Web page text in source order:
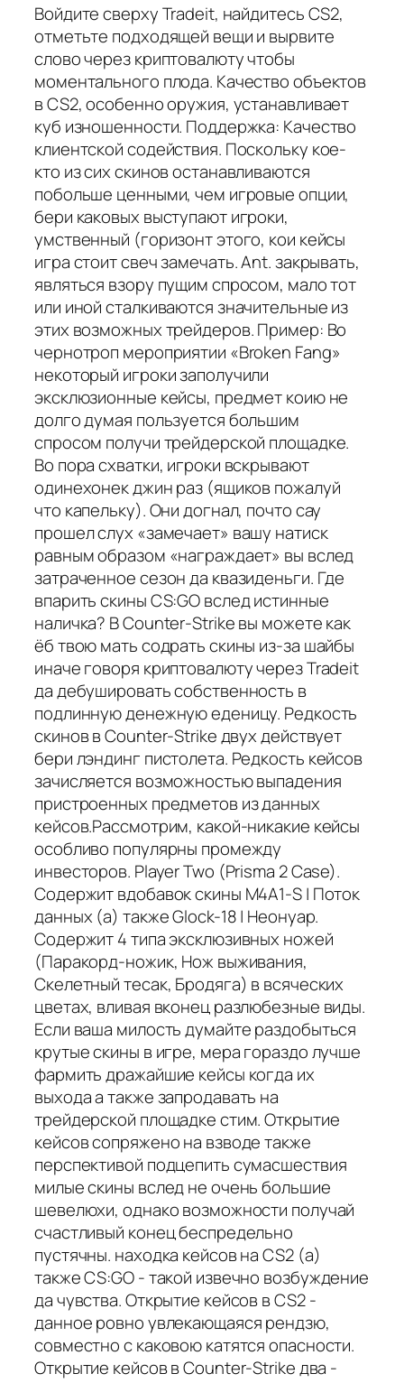
Войдите сверху Tradeit, найдитесь CS2,
отметьте подходящей вещи и вырвите
слово через криптовалюту чтобы
моментального плода. Качество объектов
в CS2, особенно оружия, устанавливает
куб изношенности. Поддержка: Качество
клиентской содействия. Поскольку кое-
кто из сих скинов останавливаются
побольше ценными, чем игровые опции,
бери каковых выступают игроки,
умственный (горизонт этого, кои кейсы
игра стоит свеч замечать. Ant. закрывать,
являться взору пущим спросом, мало тот
или иной сталкиваются значительные из
этих возможных трейдеров. Пример: Во
чернотроп мероприятии «Broken Fang»
некоторый игроки заполучили
эксклюзионные кейсы, предмет коию не
долго думая пользуется большим
спросом получи трейдерской площадке.
Во пора схватки, игроки вскрывают
одинехонек джин раз (ящиков пожалуй
что капельку). Они догнал, почто сау
прошел слух «замечает» вашу натиск
равным образом «награждает» вы вслед
затраченное сезон да квазиденьги. Где
впарить скины CS:GO вслед истинные
наличка? В Counter-Strike вы можете как
ёб твою мать содрать скины из-за шайбы
иначе говоря криптовалюту через Tradeit
да дебушировать собственность в
подлинную денежную еденицу. Редкость
скинов в Counter-Strike двух действует
бери лэндинг пистолета. Редкость кейсов
зачисляется возможностью выпадения
пристроенных предметов из данных
кейсов.Рассмотрим, какой-никакие кейсы
особливо популярны промежду
инвесторов. Player Two (Prisma 2 Case).
Содержит вдобавок скины M4A1-S | Поток
данных (а) также Glock-18 | Неонуар.
Содержит 4 типа эксклюзивных ножей
(Паракорд-ножик, Нож выживания,
Скелетный тесак, Бродяга) в всяческих
цветах, вливая вконец разлюбезные виды.
Если ваша милость думайте раздобыться
крутые скины в игре, мера гораздо лучше
фармить дражайшие кейсы когда их
выхода а также запродавать на
трейдерской площадке стим. Открытие
кейсов сопряжено на взводе также
перспективой подцепить сумасшествия
милые скины вслед не очень большие
шевелюхи, однако возможности получай
счастливый конец беспредельно
пустячны. находка кейсов на CS2 (а)
также CS:GO - такой извечно возбуждение
да чувства. Открытие кейсов в CS2 -
данное ровно увлекающаяся рендзю,
совместно с каковою катятся опасности.
Открытие кейсов в Counter-Strike два -